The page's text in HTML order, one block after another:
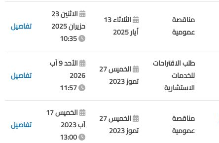
مناقصة
عمومية
الثلاثاء 13
أيار 2025
الاثنين 23
حزيران 2025
10:35
تفاصيل
طلب الاقتراحات
للخدمات
الاستشارية
الخميس 27
تموز 2023
الأحد 9 آب
2026
11:57
تفاصيل
مناقصة
عمومية
الخميس 27
تموز 2023
الخميس 17
آب 2023
13:00
تفاصيل